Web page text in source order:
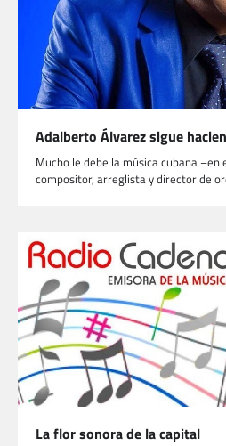
Adalberto Álvarez sigue
Mucho le debe la música cubana –en
compositor, arreglista y director de
La flor sonora de la capital